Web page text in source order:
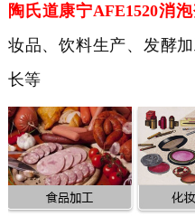
陶氏道康宁AFE1520消
妆品、饮料生产、发酵
长等